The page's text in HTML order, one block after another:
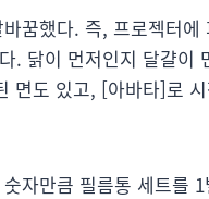
꿈했다. 즉, 프로젝터
. 닭이 먼저인지 달걀
면도 있고, [아바타]로
자만큼 필름통 세트를